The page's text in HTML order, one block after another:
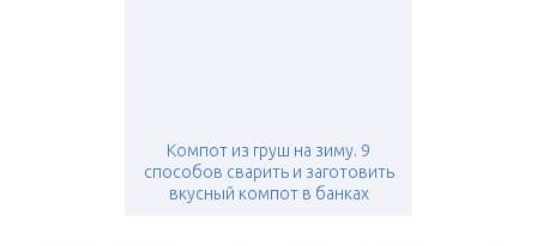
Компот из груш на зиму. 9
способов сварить и заготовить
вкусный компот в банках